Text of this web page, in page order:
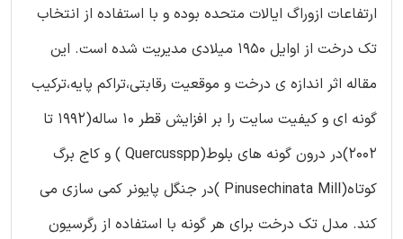
ارتفاعات ازوراگ ایالات متحده بوده و با استفاده از انتخاب
تک درخت از اوایل 1950 میلادی مدیریت شده است. این
مقاله اثر اندازه ی درخت و موقعیت رقابتی،تراکم پایه،ترکیب
گونه ای و کیفیت سایت را بر افزایش قطر 10 ساله(1992 تا
2002)در درون گونه های بلوط(Quercusspp ) و کاج برگ
کوتاه(Pinusechinata Mill )در جنگل پایونر کمی سازی می
کند. مدل تک درخت برای هر گونه با استفاده از رگرسیون